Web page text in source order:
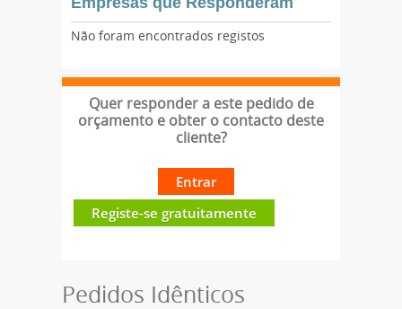
Não foram encontrados registos
Quer responder a este pedido de
orçamento e obter o contacto deste
cliente?
Entrar
Registe-se gratuitamente
Pedidos Idênticos